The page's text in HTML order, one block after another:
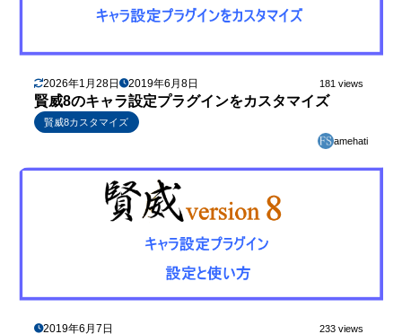
2026年1月28日 2019年6月8日 181 views
賢威8のキャラ設定プラグインをカスタマイズ
賢威8カスタマイズ
amehati
2019年6月7日 233 views